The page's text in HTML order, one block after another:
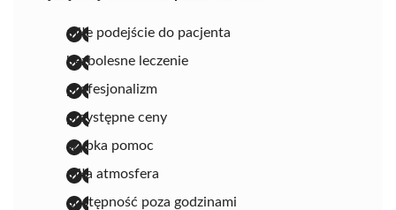
miłe podejście do pacjenta
bezbolesne leczenie
profesjonalizm
przystępne ceny
szybka pomoc
miła atmosfera
dostępność poza godzinami